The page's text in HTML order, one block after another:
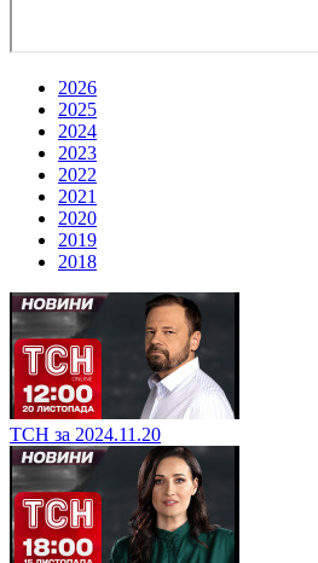
2026
2025
2024
2023
2022
2021
2020
2019
2018
ТСН за 2024.11.20